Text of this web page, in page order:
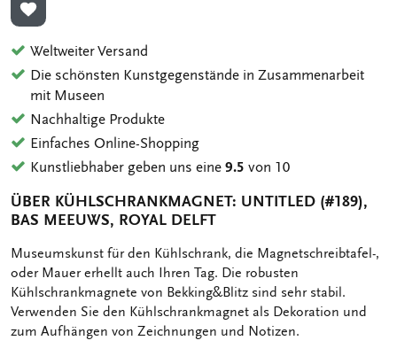
ZUR WUNSCHLISTE HINZUFÜGEN
Weltweiter Versand
Die schönsten Kunstgegenstände in Zusammenarbeit
mit Museen
Nachhaltige Produkte
Einfaches Online-Shopping
Kunstliebhaber geben uns eine9.5 von 10
ÜBER KÜHLSCHRANKMAGNET: UNTITLED (#189),
BAS MEEUWS, ROYAL DELFT
OMSCHRIJVING
Museumskunst für den Kühlschrank, die Magnetschreibtafel-,
oder Mauer erhellt auch Ihren Tag. Die robusten
Kühlschrankmagnete von Bekking&Blitz sind sehr stabil.
Verwenden Sie den Kühlschrankmagnet als Dekoration und
zum Aufhängen von Zeichnungen und Notizen.